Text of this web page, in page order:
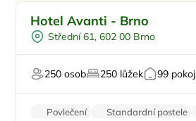
Pro turisty
Masáže
Pro relaxaci
Hotel Avanti - Brno
Střední 61, 602 00 Brno
250 osob 250 lůžek 99
Povlečení Standardní postele